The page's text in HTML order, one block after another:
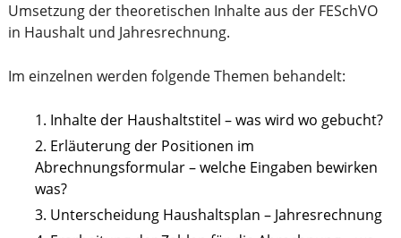
Umsetzung der theoretischen Inhalte aus der FESchVO
in Haushalt und Jahresrechnung.
Im einzelnen werden folgende Themen behandelt:
Inhalte der Haushaltstitel – was wird wo gebucht?
Erläuterung der Positionen im
Abrechnungsformular – welche Eingaben bewirken
was?
Unterscheidung Haushaltsplan – Jahresrechnung